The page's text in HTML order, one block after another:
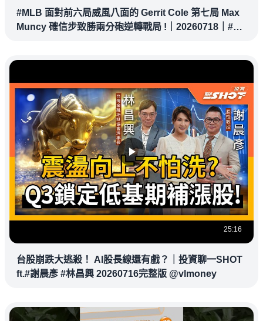
#MLB 面對前六局威風八面的 Gerrit Cole 第七局 Max
Muncy 確信步致勝兩分砲逆轉戰局 !｜20260718｜#洛
25:16
台股崩跌大逃殺！ AI股長線還有戲？｜投資聊一SHOT
ft.#謝晨彥 #林昌興 20260716完整版 @vlmoney